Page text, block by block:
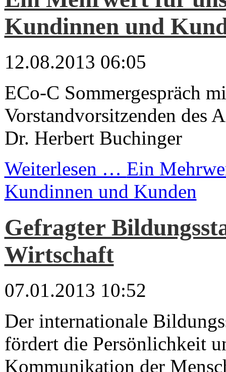
Kundinnen und
12.08.2013 06:05
ECo-C Sommergespräch
Vorstandvorsitzenden des
Dr. Herbert Buchinger
Weiterlesen … Ein
Kundinnen und Kunden
Gefragter
Wirtschaft
07.01.2013 10:52
Der internationale
fördert die Persönlichkeit
Kommunikation der